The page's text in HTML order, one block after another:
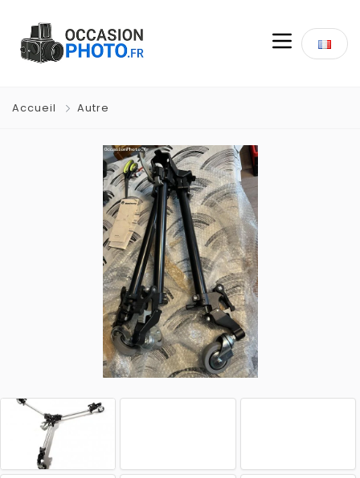
Accueil Autre